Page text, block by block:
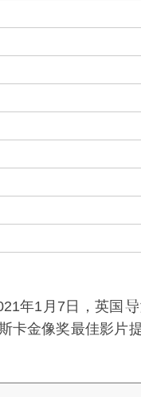
年1月7日，英国
卡金像奖最佳影片